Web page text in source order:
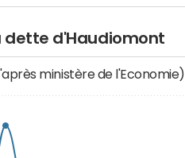
dette d'Haudiomont
ministère de l'Economie)